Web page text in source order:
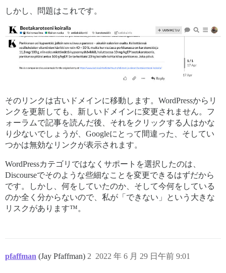
しかし、問題はこれです。
そのリンクは古いドメインに移動します。WordPressからリ
ンクを更新しても、新しいドメインに変更されません。フ
ォーラムで記事を読んだ後、それをクリックする人はかな
り少ないでしょうが、Googleにとって間違った、そしてい
つかは無効なリンクが表示されます。
WordPressカテゴリではなくサポートを選択したのは、
Discourseでそのような些細なことを変更できるはずだから
です。しかし、何をしていたのか、そして今何をしている
のか全く分からないので、私が「できない」という大きな
リスクがあります™。
pfaffman (Jay Pfaffman) 2022 年 6 月 29 日午前 9:01
2